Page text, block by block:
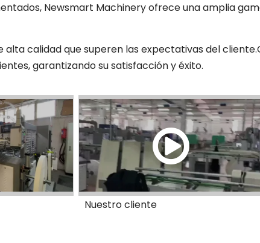
Newsmart Machinery ofrece una amplia
calidad que superen las expectativas del
garantizando su satisfacción y éxito.
Nuestro cliente